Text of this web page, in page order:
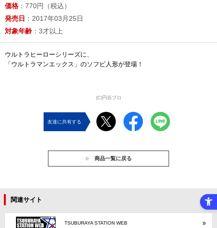
価格 ：770円（税込）
発売日 ：2017年03月25日
対象年齢 ：3才以上
ウルトラヒーローシリーズに、
「ウルトラマンエックス」のソフビ人形が登場！
(C)円谷プロ
友達に共有する
商品一覧に戻る
関連サイト
TSUBURAYA STATION WEB